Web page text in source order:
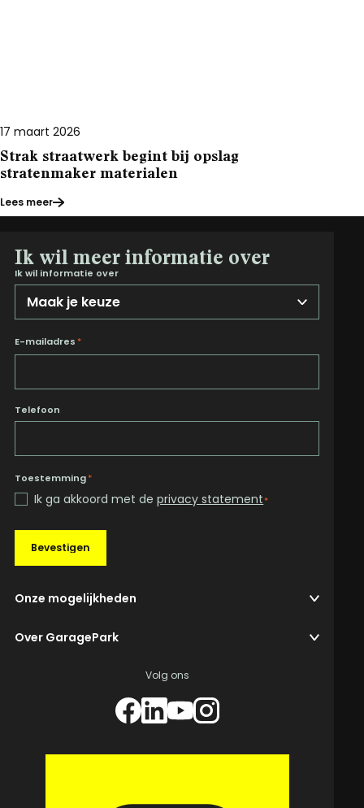
17 maart 2026
Strak straatwerk begint bij opslag
stratenmaker materialen
Lees meer
Ik wil meer informatie over
Ik wil informatie over
E-mailadres *
Telefoon
Toestemming*
Ik ga akkoord met deprivacy statement*
Bevestigen
Onze mogelijkheden
Over GaragePark
Volg ons